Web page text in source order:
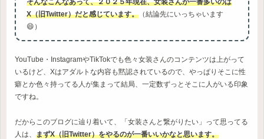
X（旧Twitter）だと感じています。 （結論先にいっちゃいます
😄）
YouTube・InstagramやTikTokでも色々女装さんのコンテンツは上がって
いるけど、Xはアダルトな内容も黙認されているので、やっぱりそこに性
癖とか色々持ってる人が集まって結局、一定数ずっとそこに人がいる印象
ですね。
だからこのブログに辿り着いて、「女装さんと繋がりたい」って思ってる
人は、 まずX（旧Twitter）をやるのが一番いいかなと思います。